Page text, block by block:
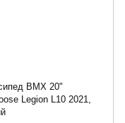
BMX 20"
Legion L10 2021,